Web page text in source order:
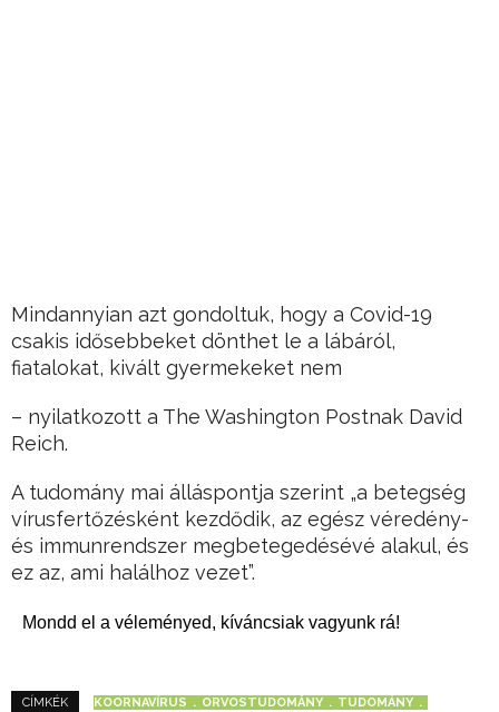
Mindannyian azt gondoltuk, hogy a Covid-19
csakis idősebbeket dönthet le a lábáról,
fiatalokat, kivált gyermekeket nem
– nyilatkozott a The Washington Postnak David
Reich.
A tudomány mai álláspontja szerint „a betegség
vírusfertőzésként kezdődik, az egész véredény-
és immunrendszer megbetegedésévé alakul, és
ez az, ami halálhoz vezet”.
Mondd el a véleményed, kíváncsiak vagyunk rá!
CÍMKÉK KOORNAVÍRUS ORVOSTUDOMÁNY
TUDOMÁNY